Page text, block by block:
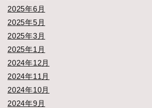
2025年6月
2025年5月
2025年3月
2025年1月
2024年12月
2024年11月
2024年10月
2024年9月